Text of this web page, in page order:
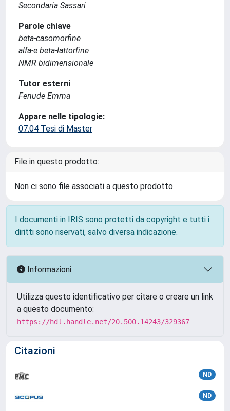
Secondaria Sassari
Parole chiave
beta-casomorfine
alfa-e beta-lattorfine
NMR bidimensionale
Tutor esterni
Fenude Emma
Appare nelle tipologie:
07.04 Tesi di Master
File in questo prodotto:
Non ci sono file associati a questo prodotto.
I documenti in IRIS sono protetti da copyright e tutti i
diritti sono riservati, salvo diversa indicazione.
Informazioni
Utilizza questo identificativo per citare o creare un link
a questo documento:
https://hdl.handle.net/20.500.14243/329367
Citazioni
ND
ND